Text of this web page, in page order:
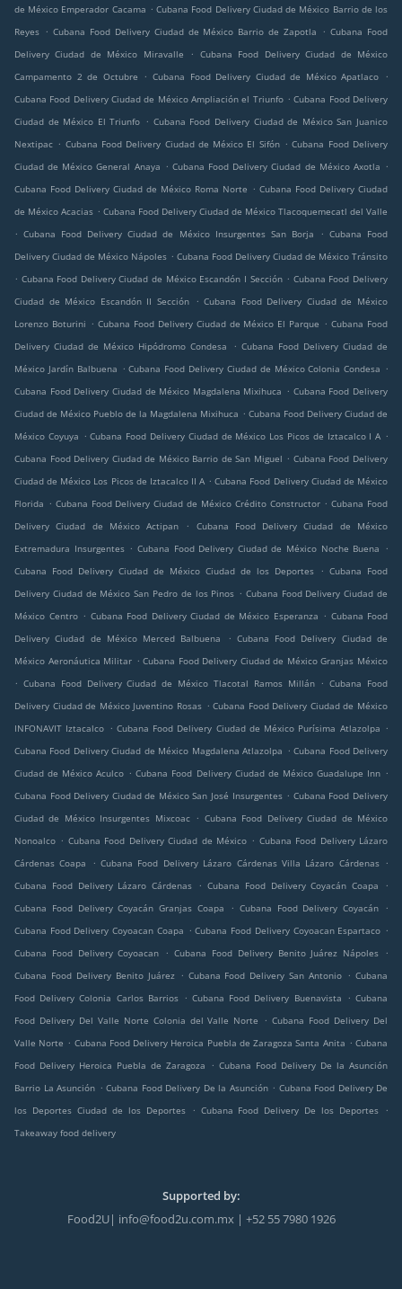
de México Emperador Cacama . Cubana Food Delivery Ciudad de México Barrio de los
Reyes . Cubana Food Delivery Ciudad de México Barrio de Zapotla . Cubana Food
Delivery Ciudad de México Miravalle
. Cubana Food Delivery Ciudad de México
Campamento 2 de Octubre
. Cubana Food Delivery Ciudad de México Apatlaco
.
Cubana Food Delivery Ciudad de México Ampliación el Triunfo . Cubana Food Delivery
Ciudad de México El Triunfo . Cubana Food Delivery Ciudad de México San Juanico
Nextipac . Cubana Food Delivery Ciudad de México El Sifón . Cubana Food Delivery
Ciudad de México General Anaya . Cubana Food Delivery Ciudad de México Axotla .
Cubana Food Delivery Ciudad de México Roma Norte . Cubana Food Delivery Ciudad
de México Acacias . Cubana Food Delivery Ciudad de México Tlacoquemecatl del Valle
. Cubana Food Delivery Ciudad de México Insurgentes San Borja . Cubana Food
Delivery Ciudad de México Nápoles . Cubana Food Delivery Ciudad de México Tránsito
. Cubana Food Delivery Ciudad de México Escandón I Sección . Cubana Food Delivery
Ciudad de México Escandón II Sección
. Cubana Food Delivery Ciudad de México
Lorenzo Boturini . Cubana Food Delivery Ciudad de México El Parque . Cubana Food
Delivery Ciudad de México Hipódromo Condesa
. Cubana Food Delivery Ciudad de
México Jardín Balbuena . Cubana Food Delivery Ciudad de México Colonia Condesa .
Cubana Food Delivery Ciudad de México Magdalena Mixihuca . Cubana Food Delivery
Ciudad de México Pueblo de la Magdalena Mixihuca . Cubana Food Delivery Ciudad de
México Coyuya . Cubana Food Delivery Ciudad de México Los Picos de Iztacalco I A .
Cubana Food Delivery Ciudad de México Barrio de San Miguel . Cubana Food Delivery
Ciudad de México Los Picos de Iztacalco II A . Cubana Food Delivery Ciudad de México
Florida . Cubana Food Delivery Ciudad de México Crédito Constructor . Cubana Food
Delivery Ciudad de México Actipan
.
Cubana Food Delivery Ciudad de México
Extremadura Insurgentes . Cubana Food Delivery Ciudad de México Noche Buena
.
Cubana Food Delivery Ciudad de México Ciudad de los Deportes
. Cubana Food
Delivery Ciudad de México San Pedro de los Pinos . Cubana Food Delivery Ciudad de
México Centro . Cubana Food Delivery Ciudad de México Esperanza . Cubana Food
Delivery Ciudad de México Merced Balbuena
. Cubana Food Delivery Ciudad de
México Aeronáutica Militar . Cubana Food Delivery Ciudad de México Granjas México
. Cubana Food Delivery Ciudad de México Tlacotal Ramos Millán . Cubana Food
Delivery Ciudad de México Juventino Rosas . Cubana Food Delivery Ciudad de México
INFONAVIT Iztacalco . Cubana Food Delivery Ciudad de México Purísima Atlazolpa .
Cubana Food Delivery Ciudad de México Magdalena Atlazolpa . Cubana Food Delivery
Ciudad de México Aculco . Cubana Food Delivery Ciudad de México Guadalupe Inn .
Cubana Food Delivery Ciudad de México San José Insurgentes . Cubana Food Delivery
Ciudad de México Insurgentes Mixcoac . Cubana Food Delivery Ciudad de México
Nonoalco . Cubana Food Delivery Ciudad de México . Cubana Food Delivery Lázaro
Cárdenas Coapa
. Cubana Food Delivery Lázaro Cárdenas Villa Lázaro Cárdenas .
Cubana Food Delivery Lázaro Cárdenas
. Cubana Food Delivery Coyacán Coapa
.
Cubana Food Delivery Coyacán Granjas Coapa
. Cubana Food Delivery Coyacán
.
Cubana Food Delivery Coyoacan Coapa . Cubana Food Delivery Coyoacan Espartaco .
Cubana Food Delivery Coyoacan
. Cubana Food Delivery Benito Juárez Nápoles
.
Cubana Food Delivery Benito Juárez . Cubana Food Delivery San Antonio . Cubana
Food Delivery Colonia Carlos Barrios . Cubana Food Delivery Buenavista . Cubana
Food Delivery Del Valle Norte Colonia del Valle Norte
. Cubana Food Delivery Del
Valle Norte . Cubana Food Delivery Heroica Puebla de Zaragoza Santa Anita . Cubana
Food Delivery Heroica Puebla de Zaragoza
. Cubana Food Delivery De la Asunción
Barrio La Asunción . Cubana Food Delivery De la Asunción . Cubana Food Delivery De
los Deportes Ciudad de los Deportes
. Cubana Food Delivery De los Deportes
.
Takeaway food delivery
Supported by:
Food2U| info@food2u.com.mx | +52 55 7980 1926